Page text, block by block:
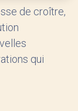
de croître,
qui